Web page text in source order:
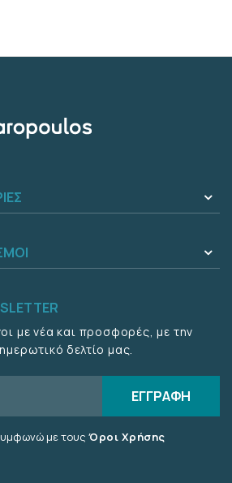
με νέα και προσφορές, με την
δελτίο μας.
ΕΓΓΡΑΦΗ
με τους Όροι Χρήσης